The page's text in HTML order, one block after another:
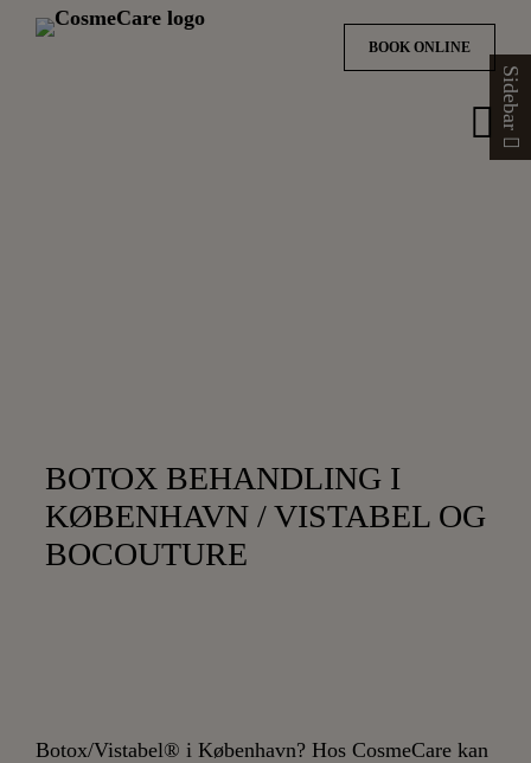
BOOK ONLINE
BOTOX BEHANDLING I
KØBENHAVN / VISTABEL OG
BOCOUTURE
Botox/Vistabel® i København? Hos CosmeCare kan
Sidebar